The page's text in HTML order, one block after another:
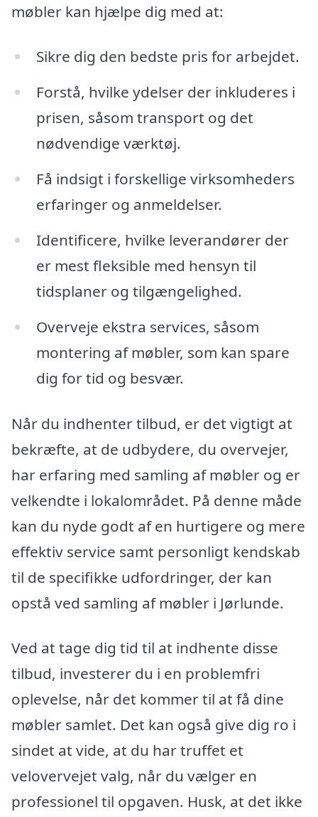
møbler kan hjælpe dig med at:
Sikre dig den bedste pris for arbejdet.
Forstå, hvilke ydelser der inkluderes i
prisen, såsom transport og det
nødvendige værktøj.
Få indsigt i forskellige virksomheders
erfaringer og anmeldelser.
Identificere, hvilke leverandører der
er mest fleksible med hensyn til
tidsplaner og tilgængelighed.
Overveje ekstra services, såsom
montering af møbler, som kan spare
dig for tid og besvær.
Når du indhenter tilbud, er det vigtigt at
bekræfte, at de udbydere, du overvejer,
har erfaring med samling af møbler og er
velkendte i lokalområdet. På denne måde
kan du nyde godt af en hurtigere og mere
effektiv service samt personligt kendskab
til de specifikke udfordringer, der kan
opstå ved samling af møbler i Jørlunde.
Ved at tage dig tid til at indhente disse
tilbud, investerer du i en problemfri
oplevelse, når det kommer til at få dine
møbler samlet. Det kan også give dig ro i
sindet at vide, at du har truffet et
velovervejet valg, når du vælger en
professionel til opgaven. Husk, at det ikke